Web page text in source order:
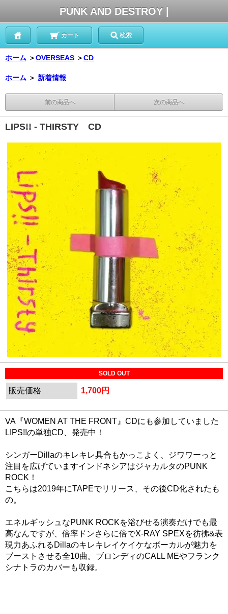
PUNK AND DESTROY |
カート 検索
ホーム ＞OVERSEAS ＞CD
ホーム ＞ 新着情報
前の商品へ 次の商品へ
LIPS!! - THIRSTY CD
SOLD OUT
販売価格 1,700円
VA『WOMEN AT THE FRONT』CDにも参加していました
LIPS!!の単独CD、発売中！
シンガーDillaのキレキレ具合もかっこよく、ジワワーっと
注目を広げていますインドネシアはジャカルタのPUNK
ROCK！
こちらは2019年にTAPEでリリース、その後CD化されたも
の。
エネルギッシュなPUNK ROCKを浴びせる演奏だけでも最
高なんですが、倍率ドンさらに倍でX-RAY SPEXを彷彿&表
現力あふれるDillaのキレキレイケイケなボーカルが魅力を
ブーストさせる全10曲。ブロンディのCALL MEやフランク
シナトラのカバーも収録。